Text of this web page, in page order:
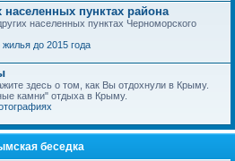
населенных пунктах района
населенных пунктах Черноморского
жилья до 2015 года
здесь о том, как Вы отдохнули в Крыму.
камни" отдыха в Крыму.
беседка